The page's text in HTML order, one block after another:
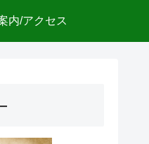
内/アクセス